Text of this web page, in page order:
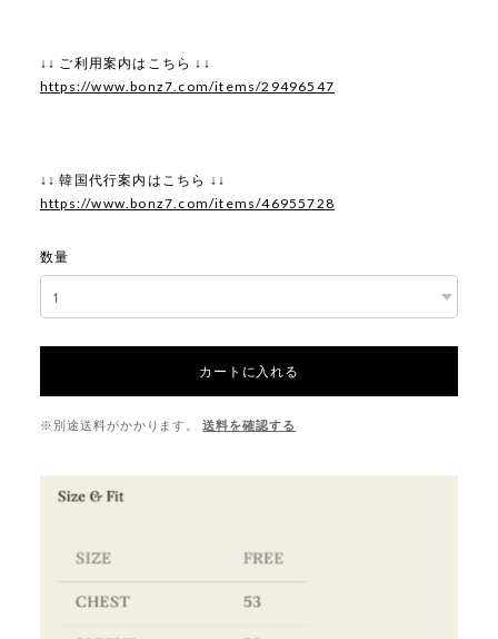
↓↓ ご利用案内はこちら ↓↓
https://www.bonz7.com/items/29496547
↓↓ 韓国代行案内はこちら ↓↓
https://www.bonz7.com/items/46955728
数量
カートに入れる
※別途送料がかかります。 送料を確認する